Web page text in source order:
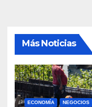
Más Noticias
ECONOMÍA NEGOCIOS